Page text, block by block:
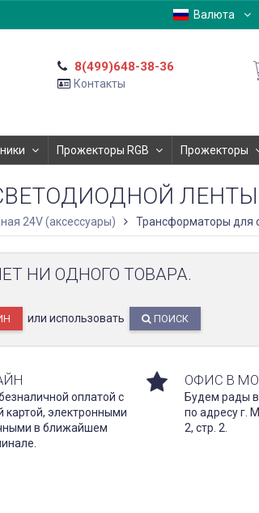
Валюта
8(499)648-38-36
Контакты
Прожекторы RGB Прожекторы
ЛЕНТЫ
24V (аксессуары) Трансформаторы для
НИ ОДНОГО ТОВАРА.
или использовать ПОИСК
оплатой с
картой, электронными
в ближайшем
ОФИС В
Будем рады
по адресу г.
2, стр. 2.